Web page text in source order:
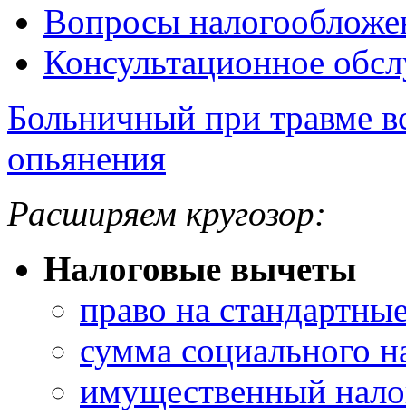
Вопросы
Консультационное
Больничный при травме
опьянения
Расширяем кругозор:
Налоговые вычеты
право на
сумма социального
имущественный